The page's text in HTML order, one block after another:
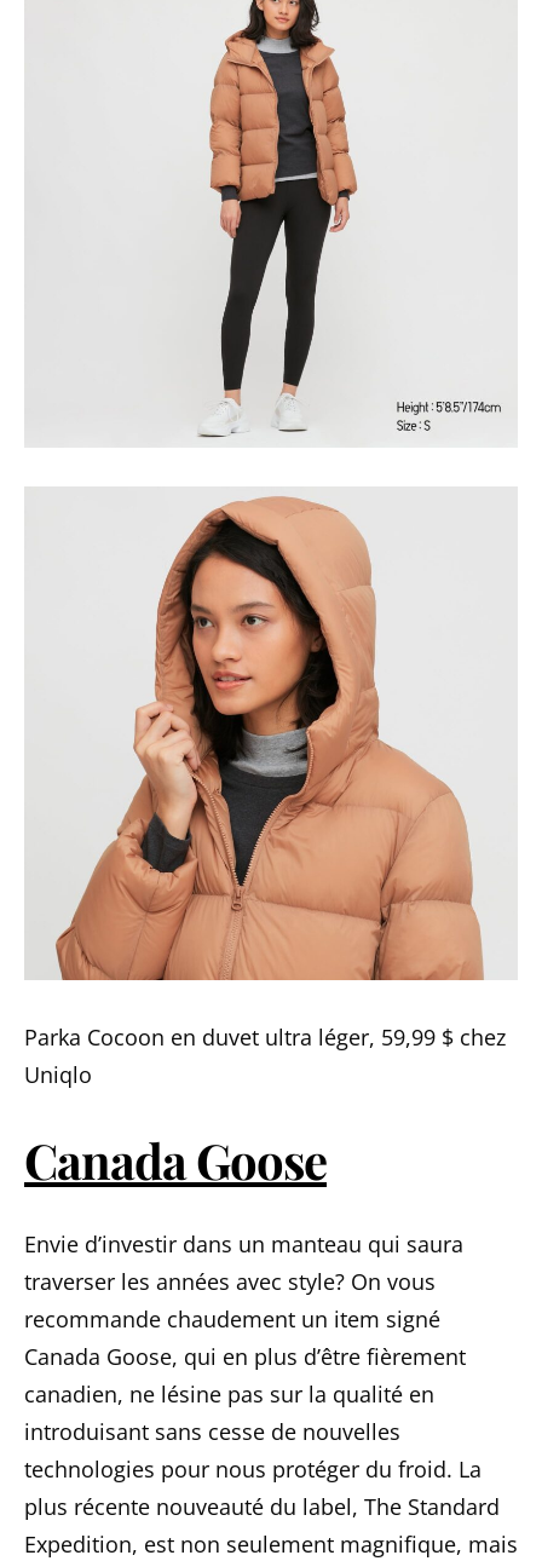
Parka Cocoon en duvet ultra léger, 59,99 $ chez
Uniqlo
Canada Goose
Envie d’investir dans un manteau qui saura
traverser les années avec style? On vous
recommande chaudement un item signé
Canada Goose, qui en plus d’être fièrement
canadien, ne lésine pas sur la qualité en
introduisant sans cesse de nouvelles
technologies pour nous protéger du froid. La
plus récente nouveauté du label, The Standard
Expedition, est non seulement magnifique, mais